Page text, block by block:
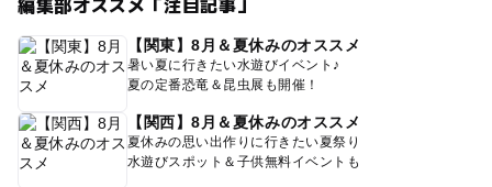
【関東】8月＆夏休みのオススメ
暑い夏に行きたい水遊びイベント♪
夏の定番恐竜＆昆虫展も開催！
【関西】8月＆夏休みのオススメ
夏休みの思い出作りに行きたい夏祭り
水遊びスポット＆子供無料イベントも